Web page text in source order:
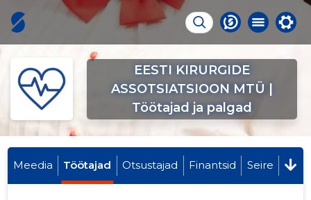
EESTI KIRURGIDE
ASSOTSIATSIOON MTÜ |
Töötajad ja palgad
Meedia Töötajad Otsustajad Finantsid Seire